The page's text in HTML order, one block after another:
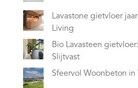
Lavastone gietvloer
Living
Bio Lavasteen
Slijtvast
Sfeervol Woonbeton in